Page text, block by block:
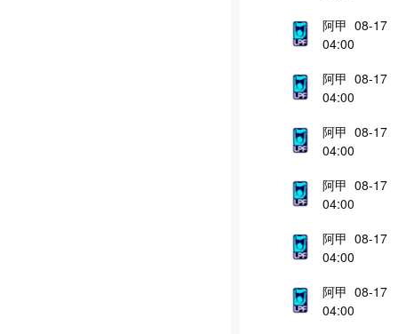
阿甲 08-17
04:00
阿甲 08-17
04:00
阿甲 08-17
04:00
阿甲 08-17
04:00
阿甲 08-17
04:00
阿甲 08-17
04:00